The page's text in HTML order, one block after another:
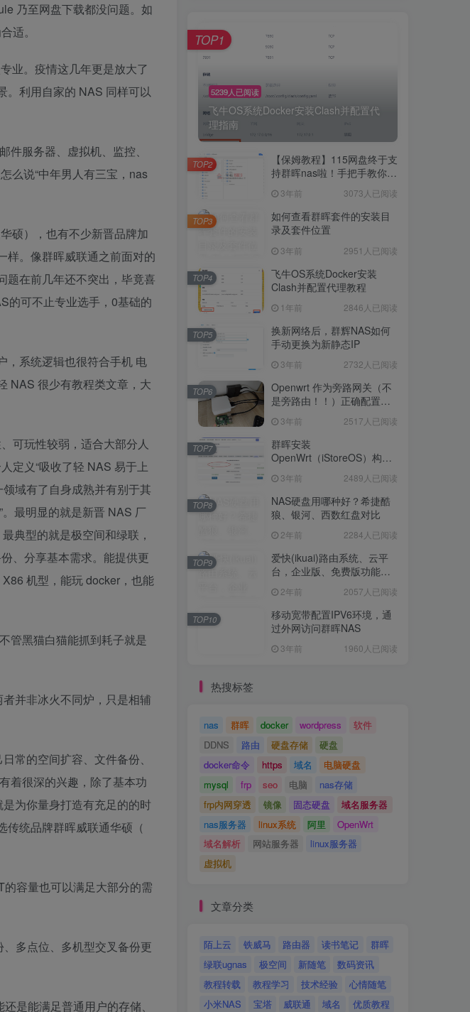
乃至网盘下载都没问题。如
适。
业。疫情这几年更是放大了
。利用自家的 NAS 同样可以
服务器、虚拟机、监控、
么说“中年男人有三宝，nas
硕），也有不少新晋品牌加
样。像群晖威联通之前面对的
题在前几年还不突出，毕竟喜
的可不止专业选手，0基础的
，系统逻辑也很符合手机 电
NAS 很少有教程类文章，大
可玩性较弱，适合大部分人
定义“吸收了轻 NAS 易于上
域有了自身成熟并有别于其
最明显的就是新晋 NAS 厂
典型的就是极空间和绿联，
、分享基本需求。能提供更
机型，能玩 docker，也能
管黑猫白猫能抓到耗子就是
并非冰火不同炉，只是相辅
常的空间扩容、文件备份、
着很深的兴趣，除了基本功
为你量身打造有充足的的时
传统品牌群晖威联通华硕（
容量也可以满足大部分的需
多点位、多机型交叉备份更
是能满足普通用户的存储、
5239人已阅读
飞牛OS系统Docker安装Clash并配置代
理指南
TOP1
【保姆教程】115网盘终于支
持群晖nas啦！手把手教你群
盘！3年前 3073人已阅读
TOP2
如何查看群晖套件的安装目
录及套件位置
3年前 2951人已阅读
TOP3
飞牛OS系统Docker安装
Clash并配置代理教程
1年前 2846人已阅读
TOP4
换新网络后，群辉NAS如何
手动更换为新静态IP
3年前 2732人已阅读
TOP5
Openwrt 作为旁路网关（不
是旁路由！！）正确配置方
3年前 2517人已阅读
TOP6
群晖安装
OpenWrt（iStoreOS）构建
3年前 2489人已阅读
TOP7
NAS硬盘用哪种好？希捷酷
狼、银河、西数红盘对比
2年前 2284人已阅读
TOP8
爱快(ikuai)路由系统、云平
台，企业版、免费版功能对
2年前 2057人已阅读
TOP9
移动宽带配置IPV6环境，通
过外网访问群晖NAS
3年前 1960人已阅读
TOP10
热搜标签
nas 群晖 docker wordpress
软件
DDNS
路由 硬盘存储
硬盘
docker命令
https 域名
电脑硬盘
mysql
frp seo 电脑
nas存储
frp内网穿透
镜像 固态硬盘
域名服务器
nas服务器
linux系统 阿里
OpenWrt
域名解析
网站服务器
linux服务器
虚拟机
文章分类
陌上云 铁威马 路由器 读书笔记
群晖
绿联ugnas
极空间 新随笔
数码资讯
教程转载
教程学习 技术经验
心情随笔
小米NAS
宝塔 威联通 域名
优质教程